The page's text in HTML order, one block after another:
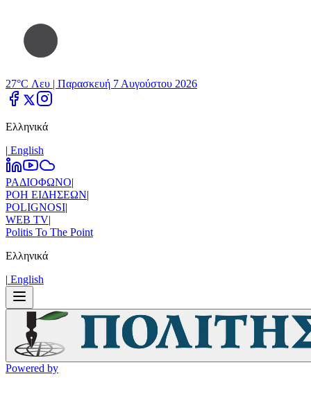
27°C Λευ | Παρασκευή 7 Αυγούστου 2026
Ελληνικά
| Εnglish
ΡΑΔΙΟΦΩΝΟ|
ΡΟΗ ΕΙΔΗΣΕΩΝ|
POLIGNOSI|
WEB TV|
Politis To The Point
Ελληνικά
| Εnglish
Powered by